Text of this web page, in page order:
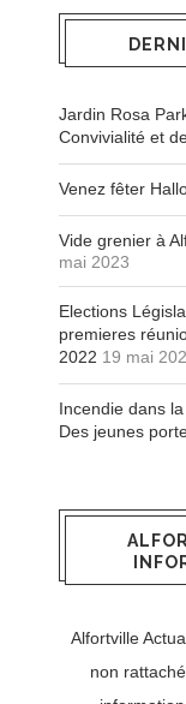
Jardin Rosa
Convivialité et
Venez fêter
Vide grenier à
mai 2023
Elections
premieres
2022 19 mai
Incendie dans
Des jeunes
Alfortville
non